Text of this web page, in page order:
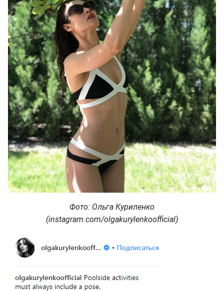
Фото: Ольга Куриленко
(instagram.com/olgakurylenkoofficial)